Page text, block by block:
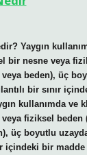
Yaygın
bir nesne veya
beden), üç
bir sınır
kullanımda ve
fiziksel beden
üç boyutlu
içindeki bir